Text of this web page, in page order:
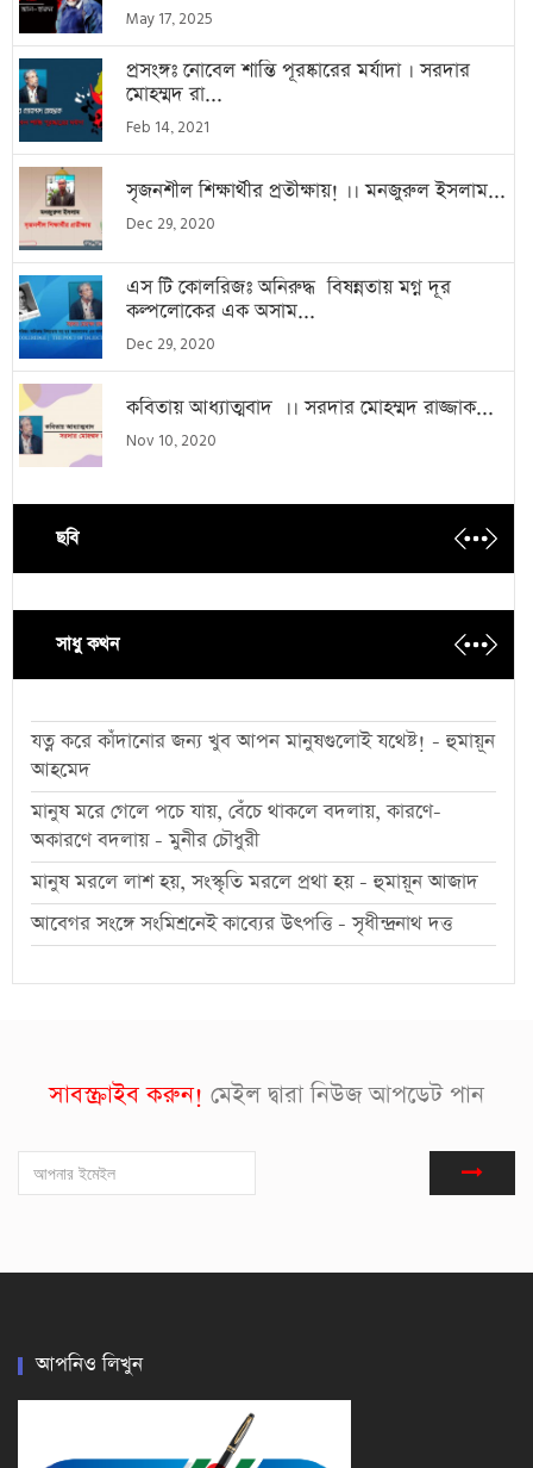
May 17, 2025
প্রসংঙ্গঃ নোবেল শান্তি পূরষ্কারের মর্যাদা । সরদার
মোহম্মদ রা...
Feb 14, 2021
সৃজনশীল শিক্ষার্থীর প্রতীক্ষায়! ।। মনজুরুল ইসলাম...
Dec 29, 2020
এস টি কোলরিজঃ অনিরুদ্ধ বিষন্নতায় মগ্ন দূর
কল্পলোকের এক অসাম...
Dec 29, 2020
কবিতায় আধ্যাত্মবাদ ।। সরদার মোহম্মদ রাজ্জাক...
Nov 10, 2020
ছবি
সাধু কথন
যত্ন করে কাঁদানোর জন্য খুব আপন মানুষগুলোই যথেষ্ট! - হুমায়ূন
আহমেদ
মানুষ মরে গেলে পচে যায়, বেঁচে থাকলে বদলায়, কারণে-
অকারণে বদলায় - মুনীর চৌধুরী
মানুষ মরলে লাশ হয়, সংস্কৃতি মরলে প্রথা হয় - হুমায়ূন আজাদ
আবেগর সংঙ্গে সংমিশ্রনেই কাব্যের উৎপত্তি - সৃধীন্দ্রনাথ দত্ত
সাবস্ক্রাইব করুন! মেইল দ্বারা নিউজ আপডেট পান
আপনিও লিখুন